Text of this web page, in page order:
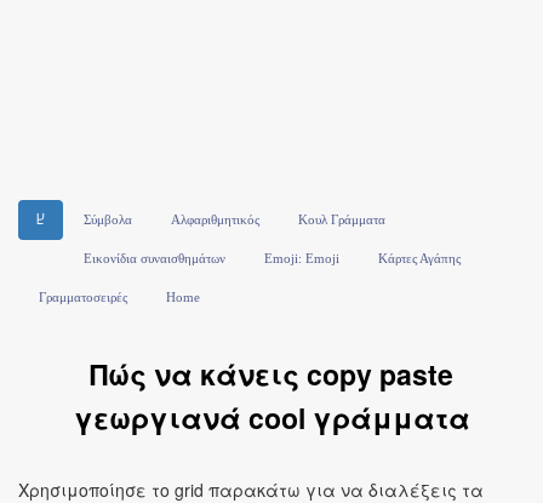
Ⴞ Σύμβολα Αλφαριθμητικός Κουλ Γράμματα
Εικονίδια συναισθημάτων Emoji: Emoji Κάρτες Αγάπης
Γραμματοσειρές Home
Πώς να κάνεις copy paste
γεωργιανά cool γράμματα
Χρησιμοποίησε το grid παρακάτω για να διαλέξεις τα